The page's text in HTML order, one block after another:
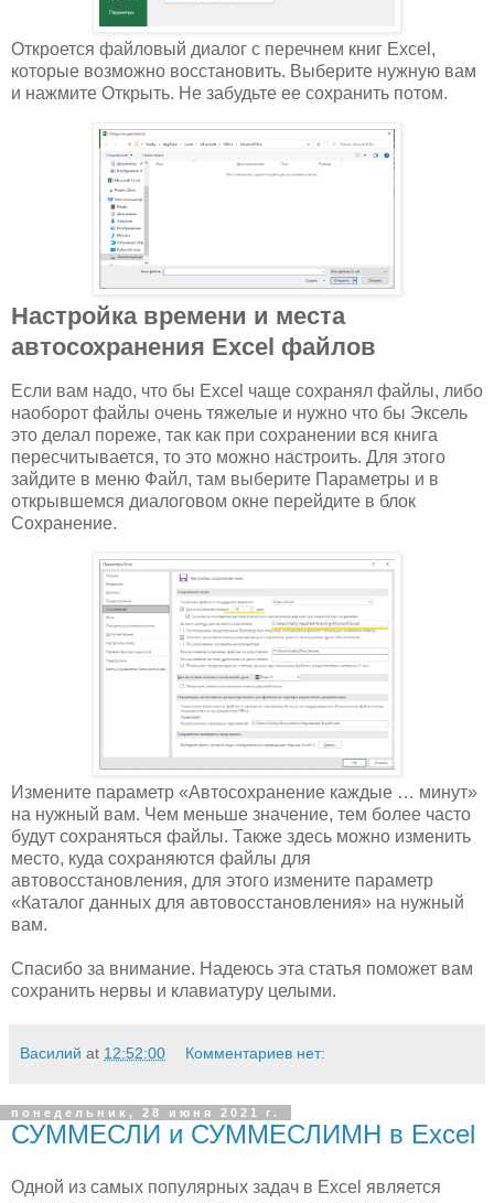
Откроется файловый диалог с перечнем книг Excel,
которые возможно восстановить. Выберите нужную вам
и нажмите Открыть. Не забудьте ее сохранить потом.
Настройка времени и места
автосохранения Excel файлов
Если вам надо, что бы Excel чаще сохранял файлы, либо
наоборот файлы очень тяжелые и нужно что бы Эксель
это делал пореже, так как при сохранении вся книга
пересчитывается, то это можно настроить. Для этого
зайдите в меню Файл, там выберите Параметры и в
открывшемся диалоговом окне перейдите в блок
Сохранение.
Измените параметр «Автосохранение каждые … минут»
на нужный вам. Чем меньше значение, тем более часто
будут сохраняться файлы. Также здесь можно изменить
место, куда сохраняются файлы для
автовосстановления, для этого измените параметр
«Каталог данных для автовосстановления» на нужный
вам.
Спасибо за внимание. Надеюсь эта статья поможет вам
сохранить нервы и клавиатуру целыми.
Василий at 12:52:00 Комментариев нет:
понедельник, 28 июня 2021 г.
СУММЕСЛИ и СУММЕСЛИМН в Excel
Одной из самых популярных задач в Excel является